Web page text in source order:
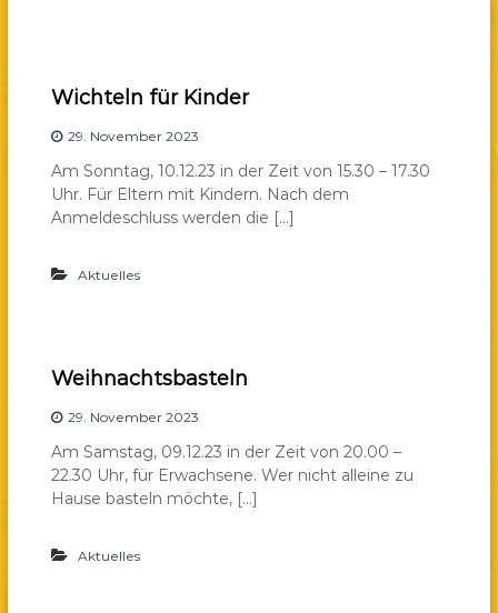
Wichteln für Kinder
29. November 2023
Am Sonntag, 10.12.23 in der Zeit von 15.30 – 17.30
Uhr. Für Eltern mit Kindern. Nach dem
Anmeldeschluss werden die […]
Aktuelles
Weihnachtsbasteln
29. November 2023
Am Samstag, 09.12.23 in der Zeit von 20.00 –
22.30 Uhr, für Erwachsene. Wer nicht alleine zu
Hause basteln möchte, […]
Aktuelles